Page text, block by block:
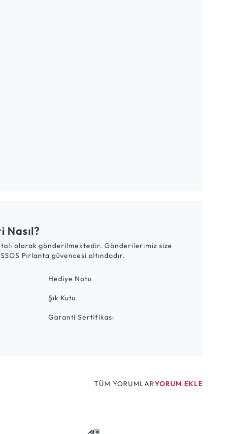
Nasıl?
olarak gönderilmektedir. Gönderilerimiz size
Pırlanta güvencesi altındadır.
Hediye Notu
Şık Kutu
Garanti Sertifikası
TÜM YORUMLARYORUM EKLE